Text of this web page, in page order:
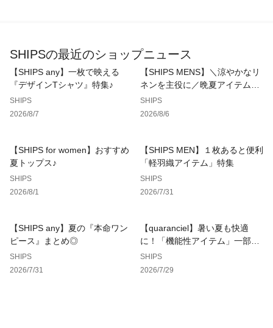
はスニーカーやサンダルがコーディネートのまとまりが良いで
す。
同素材でパンツも展開しているのでセットアップでの着用がお
【セットアップ対応アイテムはこちら！】
タック イージー パンツ
113-14-1074(※113141074)
※モールサイトによって(ハイフン/-)抜きでの品番表記となり
ます。
ートスリーブ シャツ
111-54-0024(※111540024)
※モールサイトによって(ハイフン/-)抜きでの品番表記となり
ます。
SHIPSの最近のショップニュース
【SHIPS any】一枚で映える
『デザインTシャツ』特集♪
SHIPS
2026/8/7
【SHIPS MENS】＼涼やかなリ
ネンを主役に／晩夏アイテム特
集
SHIPS
2026/8/6
【SHIPS for women】おすすめ
夏トップス♪
SHIPS
2026/8/1
【SHIPS MEN】１枚あると便利
「軽羽織アイテム」特集
SHIPS
2026/7/31
【SHIPS any】夏の『本命ワン
ピース』まとめ◎
SHIPS
2026/7/31
【quaranciel】暑い夏も快適
に！「機能性アイテム」一部SA
LEも◎
SHIPS
2026/7/29